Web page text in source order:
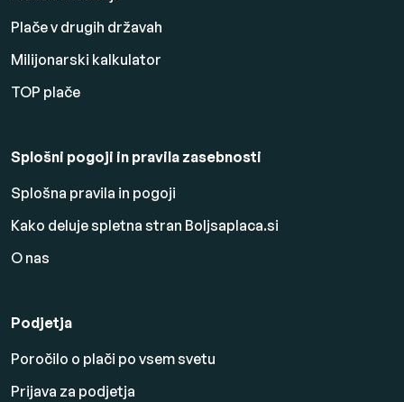
Plače v drugih državah
Milijonarski kalkulator
TOP plače
Splošni pogoji in pravila zasebnosti
Splošna pravila in pogoji
Kako deluje spletna stran Boljsaplaca.si
O nas
Podjetja
Poročilo o plači po vsem svetu
Prijava za podjetja